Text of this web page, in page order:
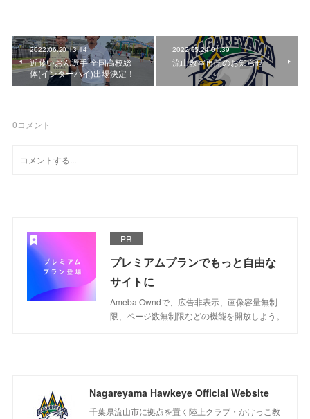
2022.06.20 13:14
近藤いおん選手 全国高校総
体(インターハイ)出場決定！
2022.05.24 01:39
流山教室再開のお知らせ
0コメント
PR
プレミアムプランでもっと自由な
サイトに
Ameba Owndで、広告非表示、画像容量無制
限、ページ数無制限などの機能を開放しよう。
Nagareyama Hawkeye Official Website
千葉県流山市に拠点を置く陸上クラブ・かけっこ教